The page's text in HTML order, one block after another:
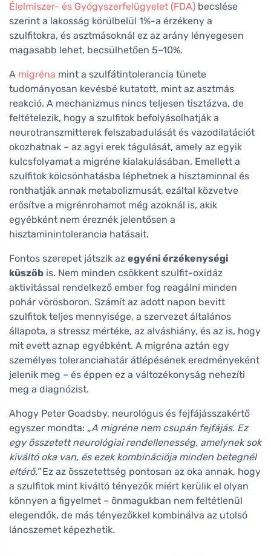
Élelmiszer- és Gyógyszerfelügyelet (FDA) becslése
szerint a lakosság körülbelül 1%-a érzékeny a
szulfitokra, és asztmásoknál ez az arány lényegesen
magasabb lehet, becsülhetően 5–10%.
A migréna mint a szulfátintolerancia tünete
tudományosan kevésbé kutatott, mint az asztmás
reakció. A mechanizmus nincs teljesen tisztázva, de
feltételezik, hogy a szulfitok befolyásolhatják a
neurotranszmitterek felszabadulását és vazodilatációt
okozhatnak – az agyi erek tágulását, amely az egyik
kulcsfolyamat a migréne kialakulásában. Emellett a
szulfitok kölcsönhatásba léphetnek a hisztaminnal és
ronthatják annak metabolizmusát, ezáltal közvetve
erősítve a migrénrohamot még azoknál is, akik
egyébként nem éreznék jelentősen a
hisztaminintolerancia hatásait.
Fontos szerepet játszik az egyéni érzékenységi
küszöb is. Nem minden csökkent szulfit-oxidáz
aktivitással rendelkező ember fog reagálni minden
pohár vörösboron. Számít az adott napon bevitt
szulfitok teljes mennyisége, a szervezet általános
állapota, a stressz mértéke, az alváshiány, és az is, hogy
mit evett aznap egyébként. A migréna aztán egy
személyes toleranciahatár átlépésének eredményeként
jelenik meg – és éppen ez a változékonyság nehezíti
meg a diagnózist.
Ahogy Peter Goadsby, neurológus és fejfájásszakértő
egyszer mondta: „A migréne nem csupán fejfájás. Ez
egy összetett neurológiai rendellenesség, amelynek sok
kiváltó oka van, és ezek kombinációja minden betegnél
eltérő."Ez az összetettség pontosan az oka annak, hogy
a szulfitok mint kiváltó tényezők miért kerülik el olyan
könnyen a figyelmet – önmagukban nem feltétlenül
elegendők, de más tényezőkkel kombinálva az utolsó
láncszemet képezhetik.